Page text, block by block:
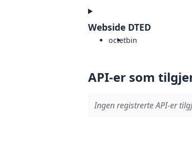
Webside DTED
octetbin
API-er som
Ingen registrerte API-er